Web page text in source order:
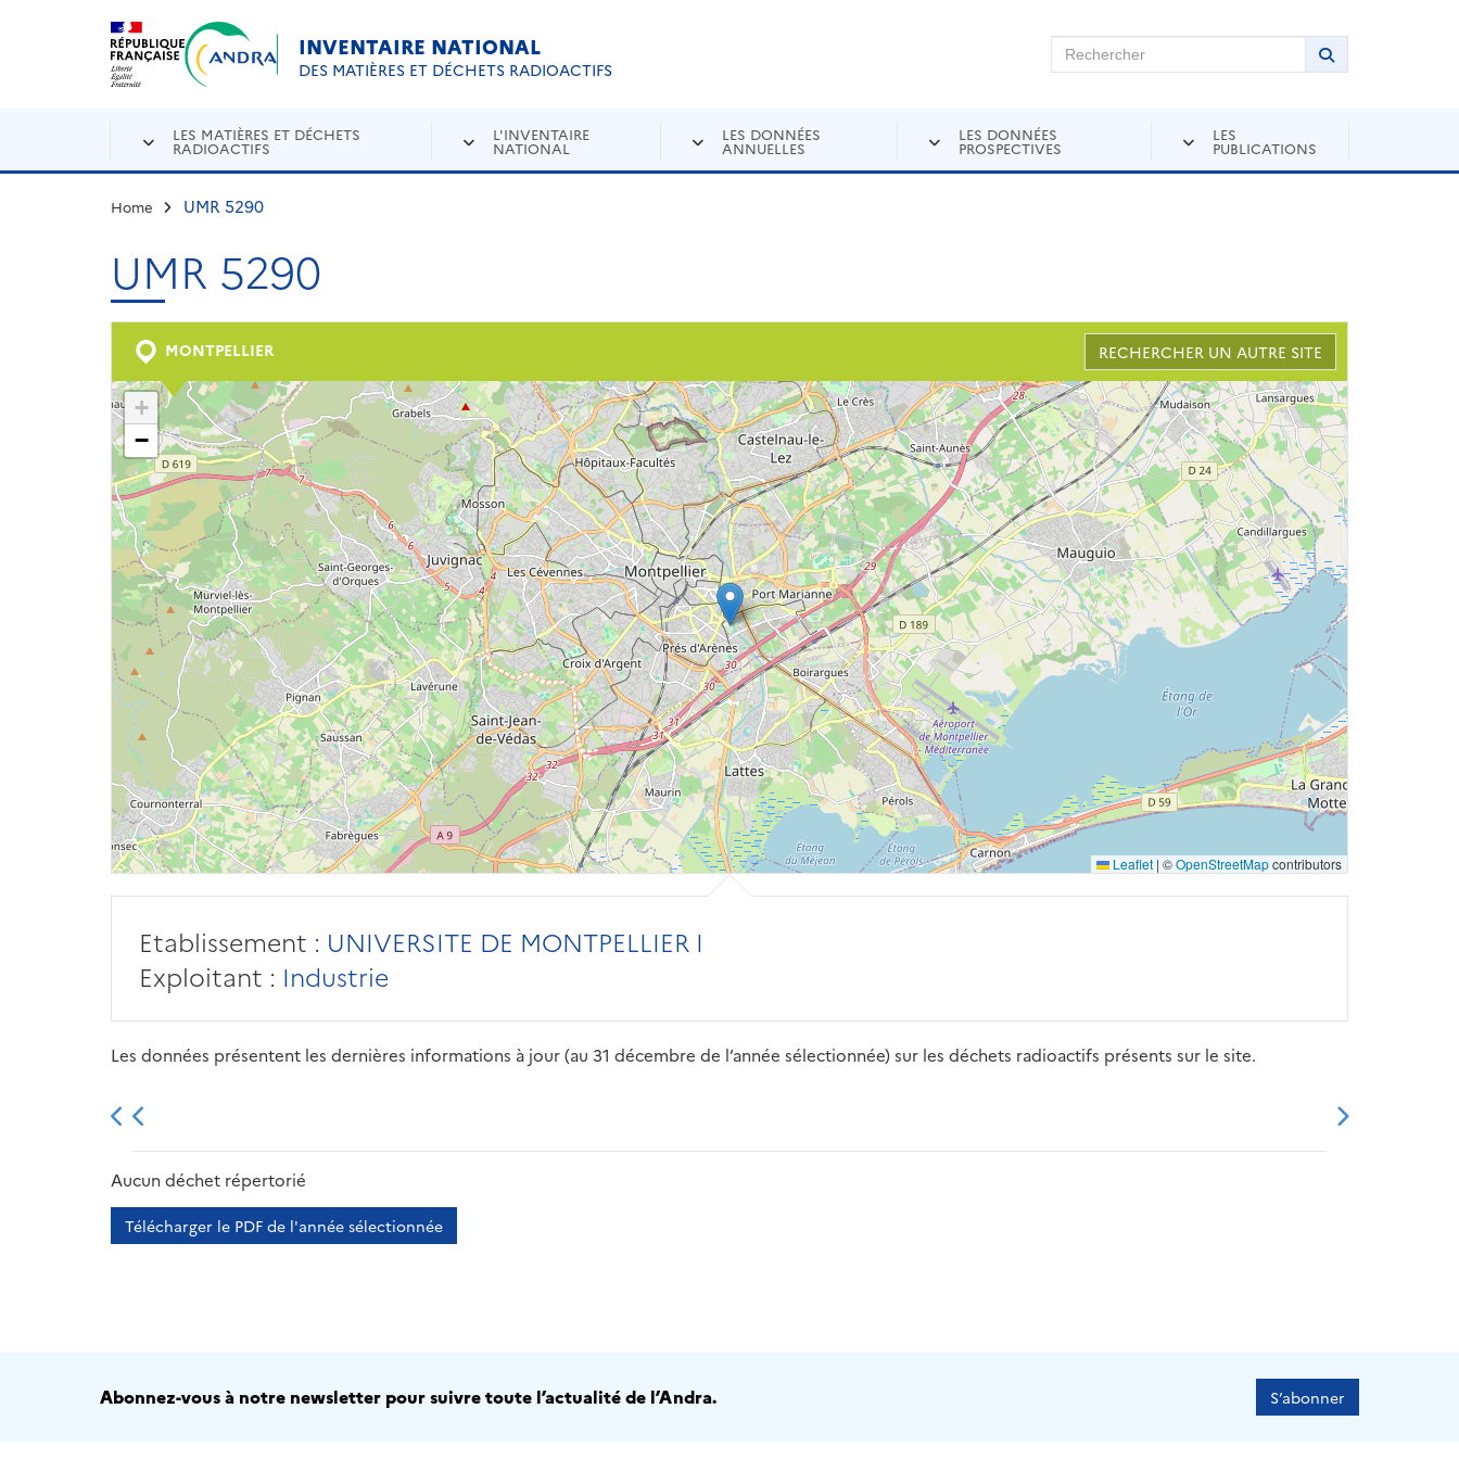
Aller au contenu principal
INVENTAIRE NATIONAL
DES MATIÈRES ET DÉCHETS RADIOACTIFS
Rechercher sur Andra Inventaire Rechercher
Lancer la
LES MATIÈRES ET DÉCHETS
RADIOACTIFS
L'INVENTAIRE
NATIONAL
LES DONNÉES
ANNUELLES
LES DONNÉES
PROSPECTIVES
LES
PUBLICATIONS
Home UMR 5290
UMR 5290
MONTPELLIER RECHERCHER UN AUTRE SITE
+
−
Leaflet | ©OpenStreetMapcontributors
Etablissement : UNIVERSITE DE MONTPELLIER I
Exploitant : Industrie
Les données présentent les dernières informations à jour (au 31 décembre de l’année sélectionnée) sur les déchets radioactifs présents sur le site.
2013 2014
Aucun déchet répertorié
Télécharger le PDF de l'année sélectionnée
Abonnez-vous à notre newsletter pour suivre toute l’actualité de l’Andra. S’abonner